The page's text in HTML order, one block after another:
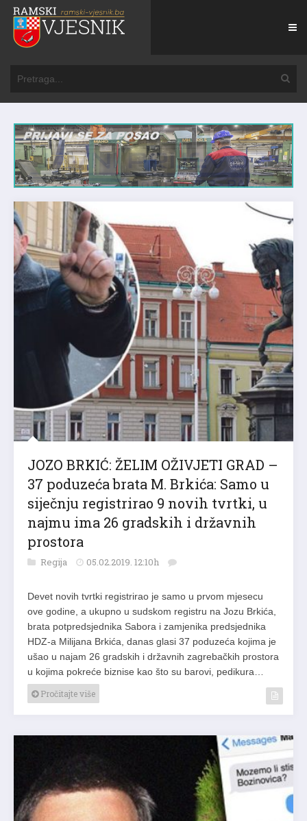
JOZO BRKIĆ: ŽELIM OŽIVJETI GRAD –
37 poduzeća brata M. Brkića: Samo u
siječnju registrirao 9 novih tvrtki, u
najmu ima 26 gradskih i državnih
prostora
Regija 05.02.2019. 12:10h
Devet novih tvrtki registrirao je samo u prvom mjesecu
ove godine, a ukupno u sudskom registru na Jozu Brkića,
brata potpredsjednika Sabora i zamjenika predsjednika
HDZ-a Milijana Brkića, danas glasi 37 poduzeća kojima je
ušao u najam 26 gradskih i državnih zagrebačkih prostora
u kojima pokreće biznise kao što su barovi, pedikura…
Pročitajte više